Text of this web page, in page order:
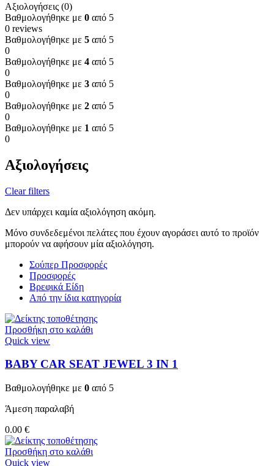
Αξιολογήσεις (0)
Βαθμολογήθηκε με 0 από 5
0 reviews
Βαθμολογήθηκε με 5 από 5
0
Βαθμολογήθηκε με 4 από 5
0
Βαθμολογήθηκε με 3 από 5
0
Βαθμολογήθηκε με 2 από 5
0
Βαθμολογήθηκε με 1 από 5
0
Αξιολογήσεις
Clear filters
Δεν υπάρχει καμία αξιολόγηση ακόμη.
Μόνο συνδεδεμένοι πελάτες που έχουν αγοράσει αυτό το προϊόν
μπορούν να αφήσουν μία αξιολόγηση.
Σούπερ Προσφορές
Προσφορές
Βρεφικά Είδη
Από την ίδια κατηγορία
Προσθήκη στο καλάθι
Quick view
BABY CAR SEAT JEWEL 3 ΙΝ 1
Βαθμολογήθηκε με 0 από 5
Άμεση παραλαβή
0.00 €
Προσθήκη στο καλάθι
Quick view